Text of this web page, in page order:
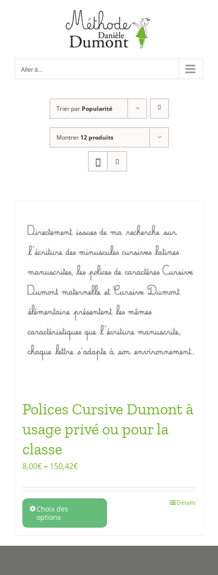
Aller à...
Trier par Popularité
Montrer 12 produits
Polices Cursive Dumont à
usage privé ou pour la
classe
8,00€– 150,42€
Choix des
options
Détails